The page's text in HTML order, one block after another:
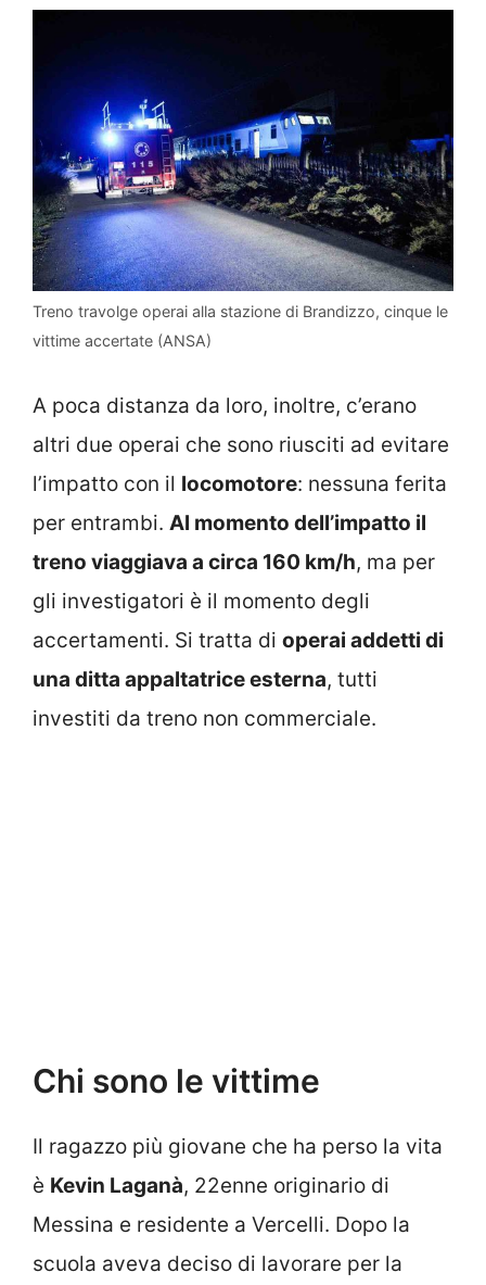
Treno travolge operai alla stazione di Brandizzo, cinque le
vittime accertate (ANSA)
A poca distanza da loro, inoltre, c’erano
altri due operai che sono riusciti ad evitare
l’impatto con il locomotore: nessuna ferita
per entrambi. Al momento dell’impatto il
treno viaggiava a circa 160 km/h, ma per
gli investigatori è il momento degli
accertamenti. Si tratta di operai addetti di
una ditta appaltatrice esterna, tutti
investiti da treno non commerciale.
Chi sono le vittime
Il ragazzo più giovane che ha perso la vita
è Kevin Laganà, 22enne originario di
Messina e residente a Vercelli. Dopo la
scuola aveva deciso di lavorare per la